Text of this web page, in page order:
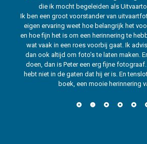
en hoe fijn het is om een herinnering te
wat vaak in een roes voorbij gaat. Ik
dan ook altijd om foto’s te laten maken.
doen, dan is Peter een erg fijne
hebt niet in de gaten dat hij er is. En
boek, een mooie herinnering
Ilse Hendriks
Uitvaartonderneemster Vjanova